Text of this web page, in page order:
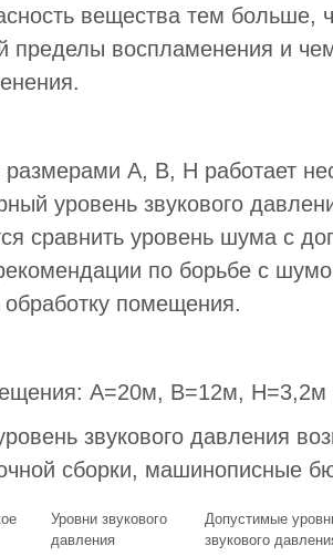
вещества тем больше,
пределы воспламенения и
А, В, Н работает
уровень звукового
сравнить уровень шума с
по борьбе с
обработку помещения.
А=20м, В=12м, Н=3,2м
звукового давления
сборки, машинописные
Уровни звукового
давления
Допустимые
звукового